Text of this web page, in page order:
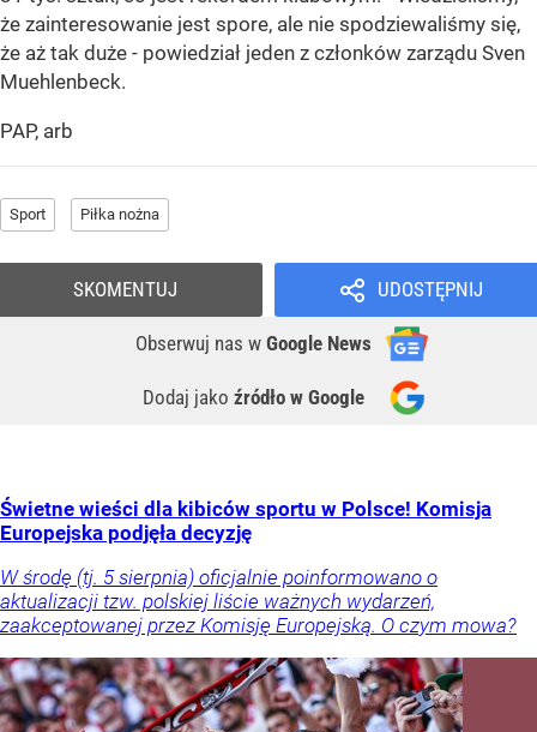
że zainteresowanie jest spore, ale nie spodziewaliśmy się,
że aż tak duże - powiedział jeden z członków zarządu Sven
Muehlenbeck.
PAP, arb
Sport Piłka nożna
UDOSTĘPNIJ
Obserwuj nas w Google News
Dodaj jako źródło w Google
SKOMENTUJ
Świetne wieści dla kibiców sportu w Polsce! Komisja
Europejska podjęła decyzję
W środę (tj. 5 sierpnia) oficjalnie poinformowano o
aktualizacji tzw. polskiej liście ważnych wydarzeń,
zaakceptowanej przez Komisję Europejską. O czym mowa?